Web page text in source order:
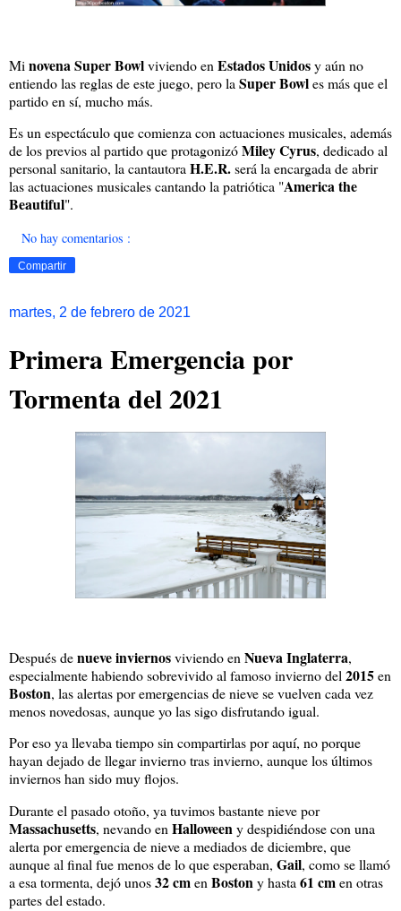
Mi novena Super Bowlviviendo en Estados Unidosy aún no
entiendo las reglas de este juego, pero la Super Bowles más que el
partido en sí, mucho más.
Es un espectáculo que comienza con actuaciones musicales, además
de los previos al partido que protagonizóMiley Cyrus, dedicado al
personal sanitario, la cantautoraH.E.R.será la encargada de abrir
las actuaciones musicales cantando la patriótica "America the
Beautiful".
No hay comentarios :
Compartir
martes, 2 de febrero de 2021
Primera Emergencia por
Tormenta del 2021
Después denueve inviernosviviendo en Nueva Inglaterra,
especialmente habiendo sobrevivido al famoso invierno del 2015en
Boston, las alertas por emergencias de nieve se vuelven cada vez
menos novedosas, aunque yo las sigo disfrutando igual.
Por eso ya llevaba tiempo sin compartirlas por aquí, no porque
hayan dejado de llegar invierno tras invierno, aunque los últimos
inviernos han sido muy flojos.
Durante el pasado otoño, ya tuvimos bastante nieve por
Massachusetts, nevando enHalloweeny despidiéndose con una
alerta por emergencia de nieve a mediados de diciembre, que
aunque al final fue menos de lo que esperaban, Gail, como se llamó
a esa tormenta, dejó unos32 cmenBostony hasta61 cmen otras
partes del estado.